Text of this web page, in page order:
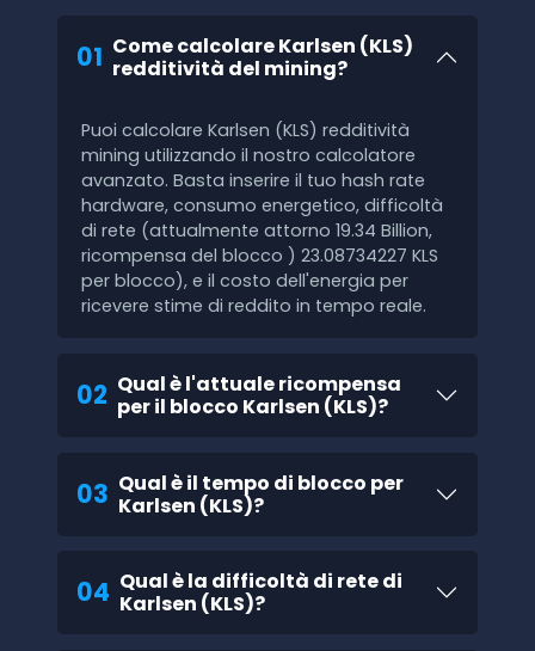
01 Come calcolare Karlsen (KLS)
redditività del mining?
Puoi calcolare Karlsen (KLS) redditività
mining utilizzando il nostro calcolatore
avanzato. Basta inserire il tuo hash rate
hardware, consumo energetico, difficoltà
di rete (attualmente attorno 19.34 Billion,
ricompensa del blocco ) 23.08734227 KLS
per blocco), e il costo dell'energia per
ricevere stime di reddito in tempo reale.
02 Qual è l'attuale ricompensa
per il blocco Karlsen (KLS)?
03 Qual è il tempo di blocco per
Karlsen (KLS)?
04 Qual è la difficoltà di rete di
Karlsen (KLS)?